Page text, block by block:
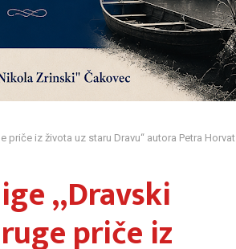
priče iz života uz staru Dravu“ autora Petra Horvat
„Dravski
priče iz